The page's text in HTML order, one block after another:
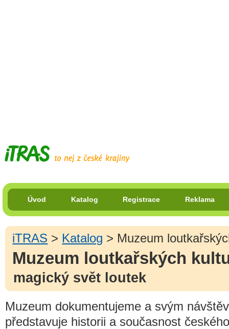
Úvod Katalog Registrace Reklama
iTRAS > Katalog > Muzeum
Muzeum loutkařských
magický svět loutek
Muzeum dokumentujeme a svým
představuje historii a současnost českého